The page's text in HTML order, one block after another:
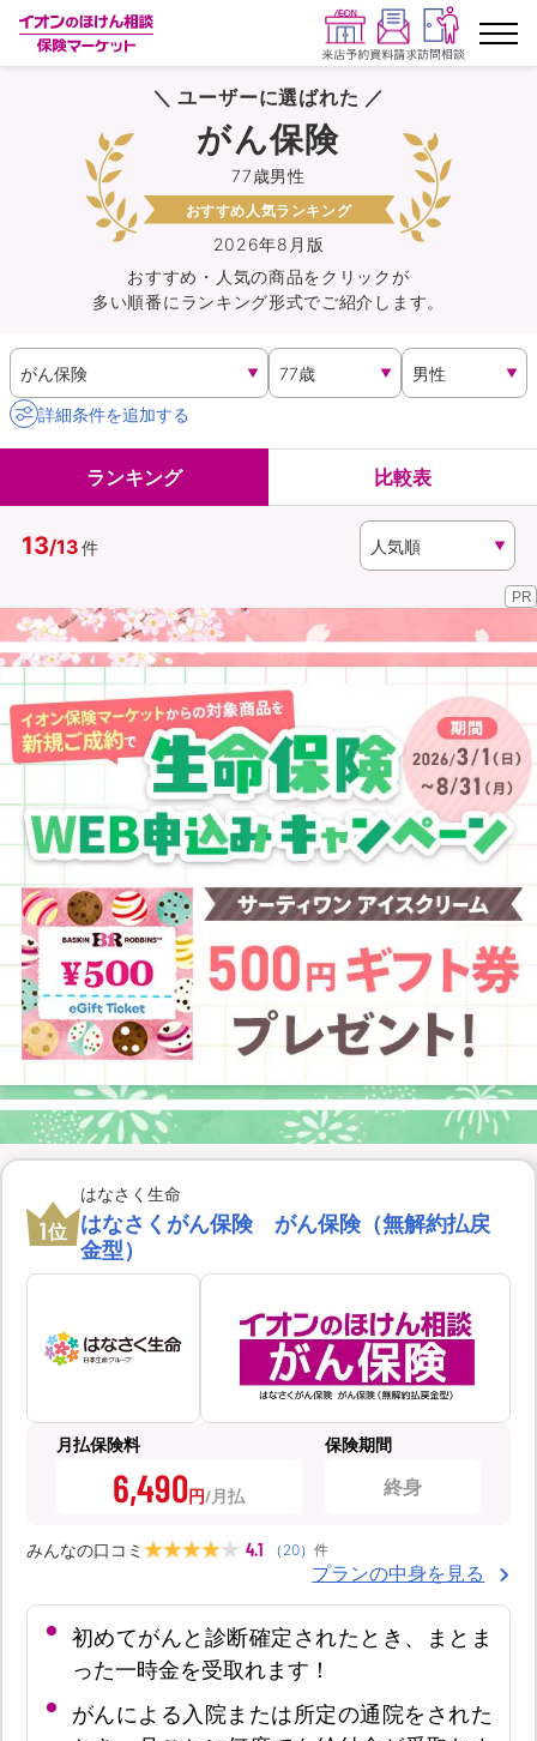
ランキングから探す
保険を比較する
保険会社から探す
イオンカード会員さま専用保険
キャンペーン一覧
イオングループ従業員さま向け
資料請求
（無料）
訪問相談
イオンカード会員さま専用保険
＼ ユーザーに選ばれた ／
2026年8月版
77歳男性
がん保険
おすすめ人気ランキング
おすすめ・人気の商品をクリックが
多い順番にランキング形式でご紹介します。
詳細条件を追加する
ランキング 比較表
13/13件
PR
1位
はなさく生命
はなさくがん保険 がん保険（無解約払戻
金型）
月払保険料
6,490円
保険期間
終身
みんなの口コミ 4.1 （ 20） 件
プランの中身を見る
初めてがんと診断確定されたとき、まとま
った一時金を受取れます！
がんによる入院または所定の通院をされた